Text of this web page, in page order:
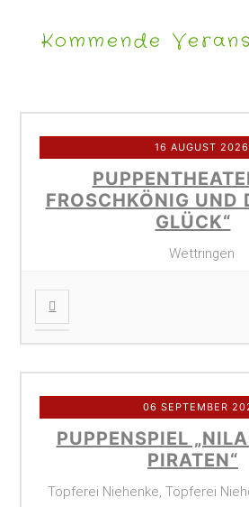
Kommende
16 AUGUST 2026
FROSCHKÖNIG UND
GLÜCK“
Wettringen
06 SEPTEMBER
PUPPENSPIEL
PIRATEN“
Töpferei Niehenke, Töpferei